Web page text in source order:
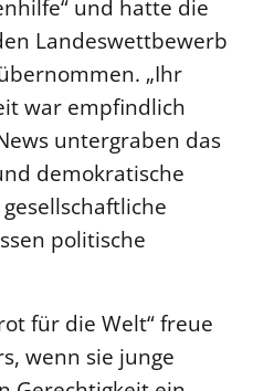
und hatte die
Landeswettbewerb
„Ihr
war empfindlich
untergraben das
demokratische
politische
für die Welt“ freue
wenn sie junge